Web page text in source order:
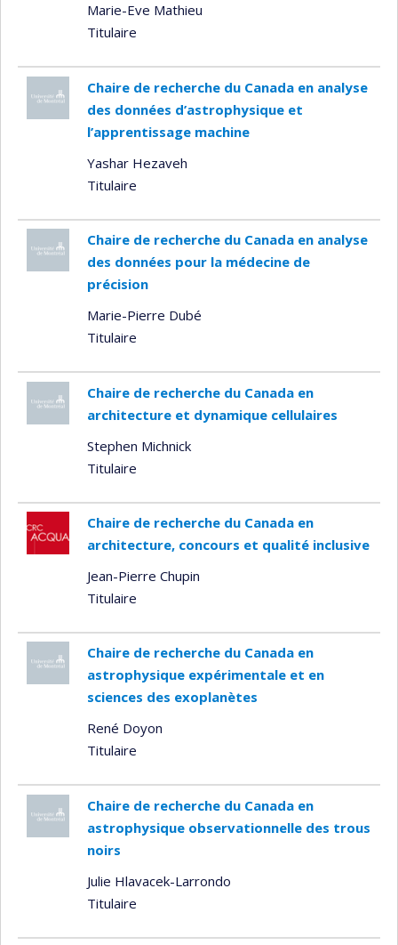
Marie-Eve Mathieu
Titulaire
Chaire de recherche du Canada en analyse
des données d’astrophysique et
l’apprentissage machine
Yashar Hezaveh
Titulaire
Chaire de recherche du Canada en analyse
des données pour la médecine de
précision
Marie-Pierre Dubé
Titulaire
Chaire de recherche du Canada en
architecture et dynamique cellulaires
Stephen Michnick
Titulaire
Chaire de recherche du Canada en
architecture, concours et qualité inclusive
Jean-Pierre Chupin
Titulaire
Chaire de recherche du Canada en
astrophysique expérimentale et en
sciences des exoplanètes
René Doyon
Titulaire
Chaire de recherche du Canada en
astrophysique observationnelle des trous
noirs
Julie Hlavacek-Larrondo
Titulaire